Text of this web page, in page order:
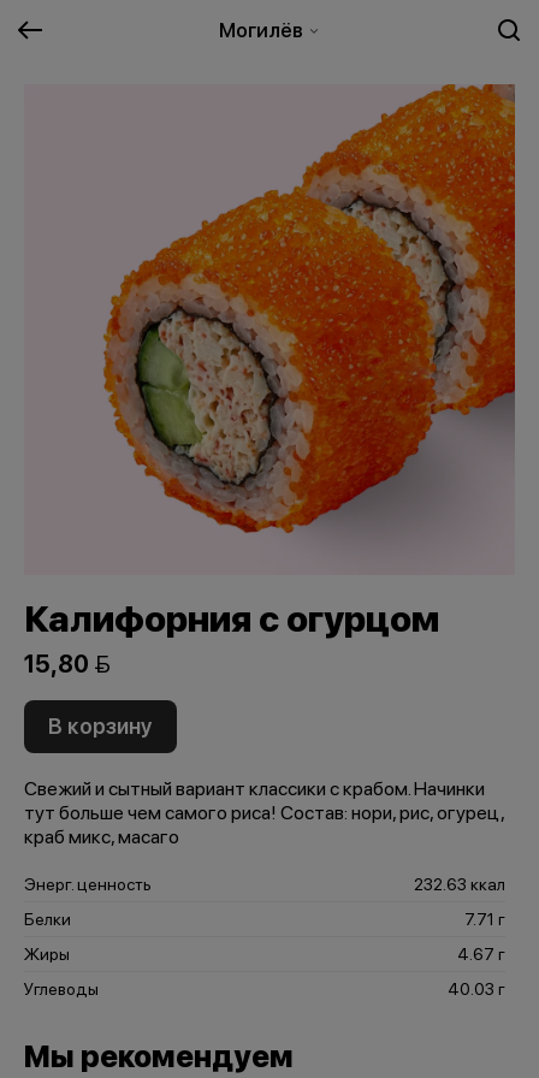
Могилёв
Калифорния с огурцом
15,80 
В корзину
Свежий и сытный вариант классики с крабом. Начинки
тут больше чем самого риса! Состав: нори, рис, огурец,
краб микс, масаго
Энерг. ценность
232.63 ккал
Белки
7.71 г
Жиры
4.67 г
Углеводы
40.03 г
Мы рекомендуем